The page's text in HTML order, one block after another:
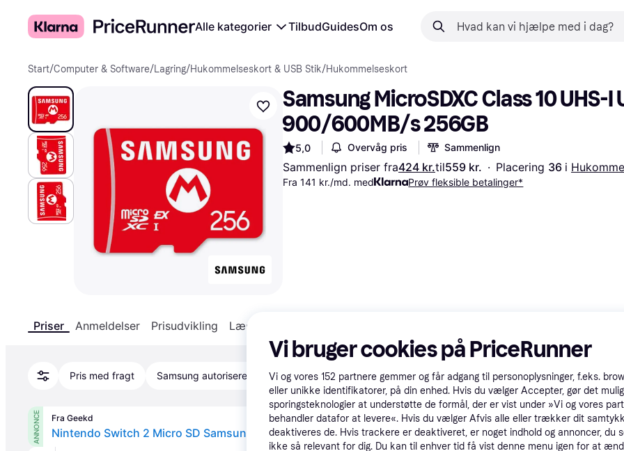
Alle kategorier TilbudGuidesOm os
Start/Computer & Software/Lagring/Hukommelseskort & USB Stik/Hukommelseskort
Samsung MicroSDXC Class 10 UHS-I
900/600MB/s 256GB
5,0 Overvåg pris Sammenlign
Sammenlign priser fra424 kr.til559 kr. · Placering 36 i
Fra 141 kr./md. med Prøv fleksible betalinger*
Priser Anmeldelser Prisudvikling Læs om produktet
Pris med fragt Samsung autoriseret
ANNONCE Fra Geekd
Nintendo Switch 2 Micro SD Samsung 256 GB SD Kort - GEEKD.dk - Forventet levering: 1-2 hverdage 39 kr. fragt
Eller
Vi bruger cookies på PriceRunner
Vi og vores 152 partnere gemmer og får adgang til personoplysninger, f.eks.
eller unikke identifikatorer, på din enhed. Hvis du vælger Accepter, gør det
sporingsteknologier at understøtte de formål, der er vist under »Vi og vores
behandler datafor at levere«. Hvis du vælger Afvis alle eller trækker dit
deaktiveres de. Hvis trackere er deaktiveret, er noget indhold og annoncer, du
ikke så relevant for dig. Du kan til enhver tid få vist denne menu igen for at